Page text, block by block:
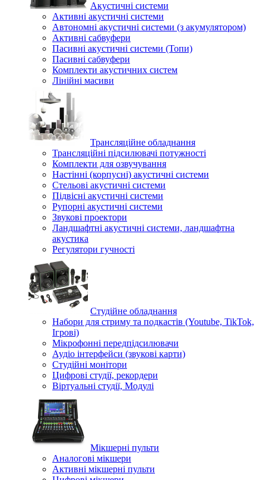
Акустичні системи
Активні акустичні системи
Автономні акустичні системи (з акумулятором)
Активні сабвуфери
Пасивні акустичні системи (Топи)
Пасивні сабвуфери
Комплекти акустичних систем
Лінійні масиви
Трансляційне обладнання
Трансляційні підсилювачі потужності
Комплекти для озвучування
Настінні (корпусні) акустичні системи
Стельові акустичні системи
Підвісні акустичні системи
Рупорні акустичні системи
Звукові проектори
Ландшафтні акустичні системи, ландшафтна
акустика
Регулятори гучності
Студійне обладнання
Набори для стриму та подкастів (Youtube, TikTok,
Ігрові)
Мікрофонні передпідсилювачи
Аудіо інтерфейси (звукові карти)
Студійні монітори
Цифрові студії, рекордери
Віртуальні студії, Модулі
Мікшерні пульти
Аналогові мікшери
Активні мікшерні пульти